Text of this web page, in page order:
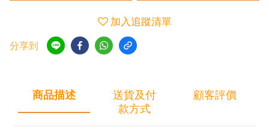
加入追蹤清單
分享到
商品描述
送貨及付
款方式
顧客評價